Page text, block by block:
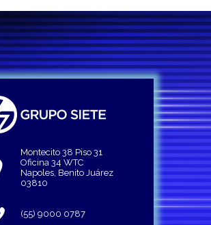
Montecito 38 Piso 31
Oficina 34 WTC
Napoles, Benito Juárez
03810
(55) 9000 0787